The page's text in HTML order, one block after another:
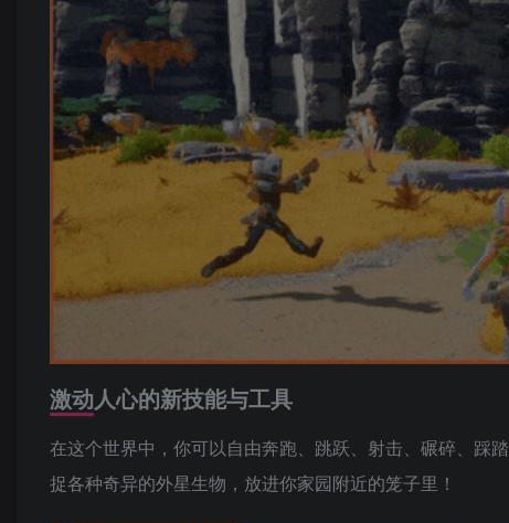
激动人心的新技能与工具
在这个世界中，你可以自由奔跑、跳跃、射击、碾碎、踩
捉各种奇异的外星生物，放进你家园附近的笼子里！